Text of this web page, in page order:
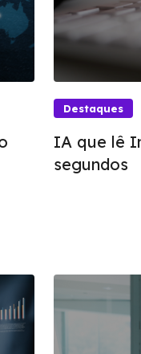
Destaques
IA que lê
segundos